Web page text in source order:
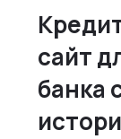
сайт
банка